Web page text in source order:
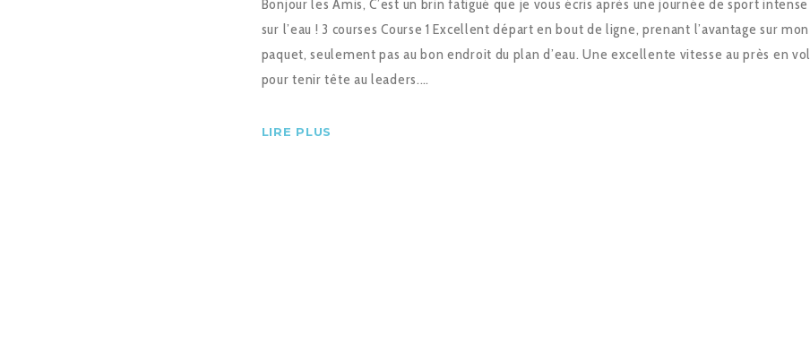
Bonjour les Amis, C’est un brin fatigué que je vous écris après une journée de sport intense
sur l’eau ! 3 courses Course 1 Excellent départ en bout de ligne, prenant l’avantage sur mon
paquet, seulement pas au bon endroit du plan d’eau. Une excellente vitesse au près en vol
pour tenir tête au leaders.…
LIRE PLUS